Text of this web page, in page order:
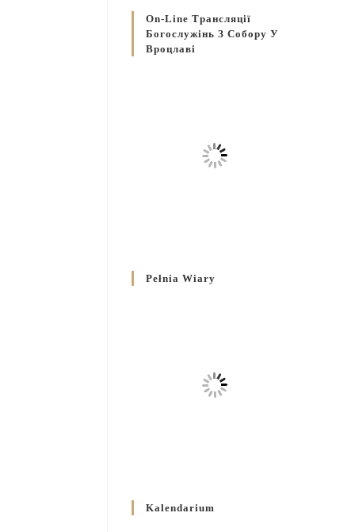
On-Line Трансляції
Богослужінь З Собору У
Вроцлаві
Pełnia Wiary
Kalendarium